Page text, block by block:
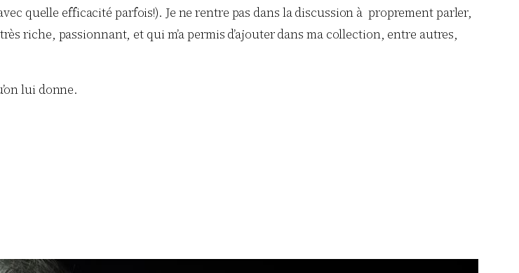
quelle efficacité parfois!). Je ne rentre pas dans la discussion à proprement parler,
riche, passionnant, et qui m’a permis d’ajouter dans ma collection, entre autres,
lui donne.